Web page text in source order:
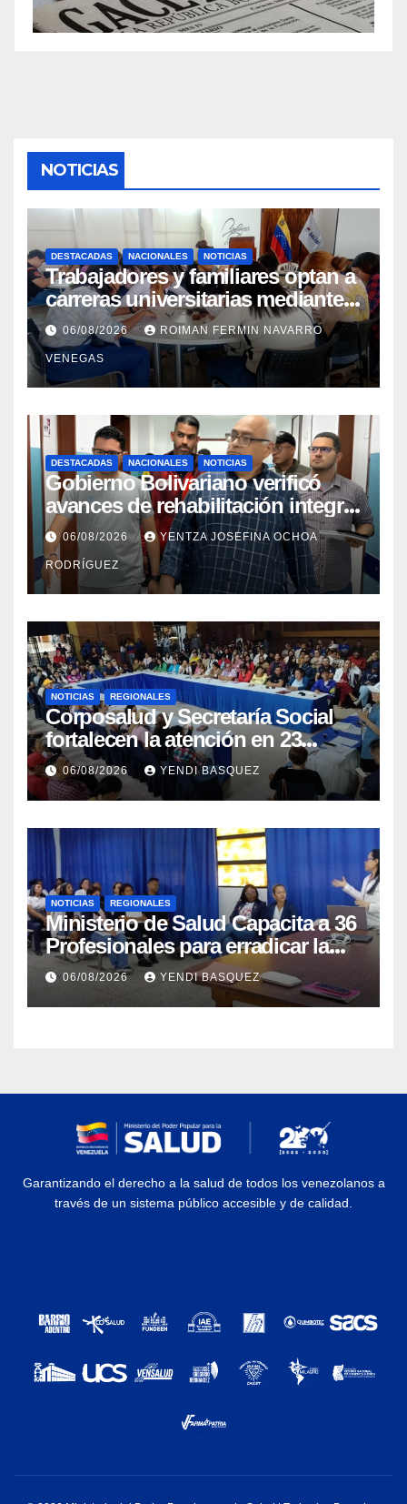
NOTICIAS
DESTACADAS NACIONALES NOTICIAS
Trabajadores y familiares optan a
carreras universitarias mediante
convenio entre MinSalud y la
UCV
06/08/2026 ROIMAN FERMIN NAVARRO
VENEGAS
DESTACADAS NACIONALES NOTICIAS
Gobierno Bolivariano verificó
avances de rehabilitación integral
en el Hospital Dr. José María
Vargas
06/08/2026 YENTZA JOSEFINA OCHOA
RODRÍGUEZ
NOTICIAS REGIONALES
Corposalud y Secretaría Social
fortalecen la atención en 23
municipios
06/08/2026 YENDI BASQUEZ
NOTICIAS REGIONALES
Ministerio de Salud Capacita a 36
Profesionales para erradicar la
Tuberculosis en Yaracuy
06/08/2026 YENDI BASQUEZ
Garantizando el derecho a la salud de todos los venezolanos a
través de un sistema público accesible y de calidad.